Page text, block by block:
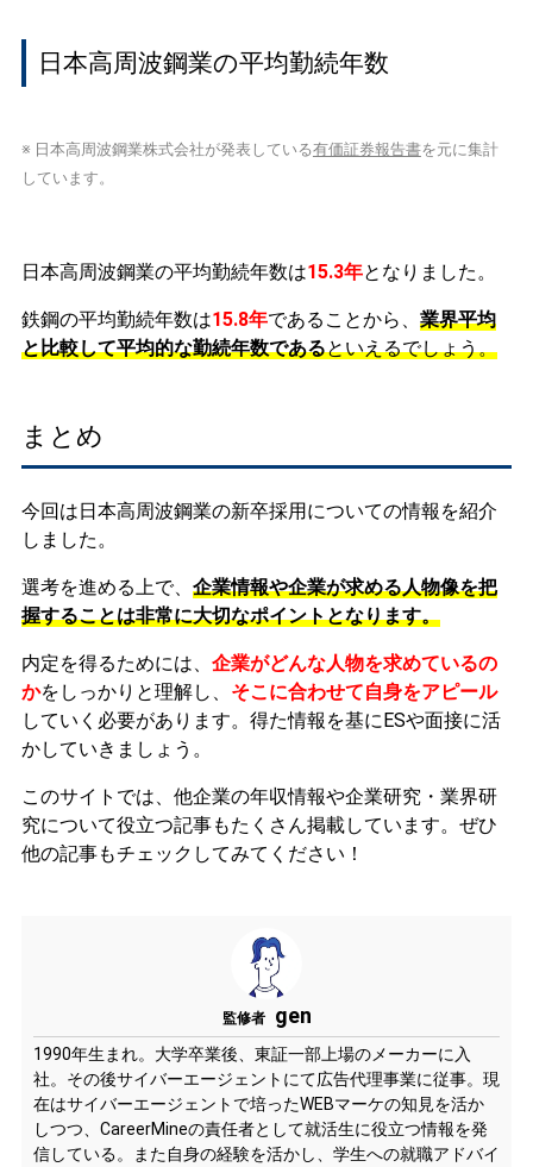
日本高周波鋼業の平均勤続年数
※ 日本高周波鋼業株式会社が発表している有価証券報告書を元に集計
しています。
日本高周波鋼業の平均勤続年数は15.3年となりました。
鉄鋼の平均勤続年数は15.8年であることから、 業界平均
と比較して平均的な勤続年数であるといえるでしょう。
まとめ
今回は日本高周波鋼業の新卒採用についての情報を紹介
しました。
選考を進める上で、 企業情報や企業が求める人物像を把
握することは非常に大切なポイントとなります。
内定を得るためには、 企業がどんな人物を求めているの
かをしっかりと理解し、 そこに合わせて自身をアピール
していく必要があります。 得た情報を基にESや面接に活
かしていきましょう。
このサイトでは、他企業の年収情報や企業研究・業界研
究について役立つ記事もたくさん掲載しています。ぜひ
他の記事もチェックしてみてください！
監修者 gen
1990年生まれ。大学卒業後、東証一部上場のメーカーに入
社。その後サイバーエージェントにて広告代理事業に従事。現
在はサイバーエージェントで培ったWEBマーケの知見を活か
しつつ、CareerMineの責任者として就活生に役立つ情報を発
信している。また自身の経験を活かし、学生への就職アドバイ